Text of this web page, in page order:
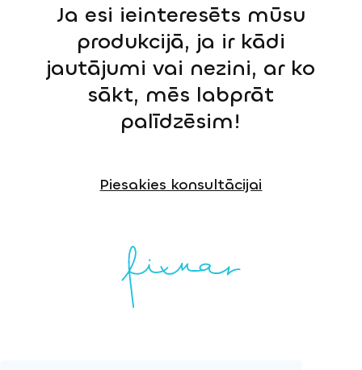
Ja esi ieinteresēts mūsu
produkcijā, ja ir kādi
jautājumi vai nezini, ar ko
sākt, mēs labprāt
palīdzēsim!
Piesakies konsultācijai